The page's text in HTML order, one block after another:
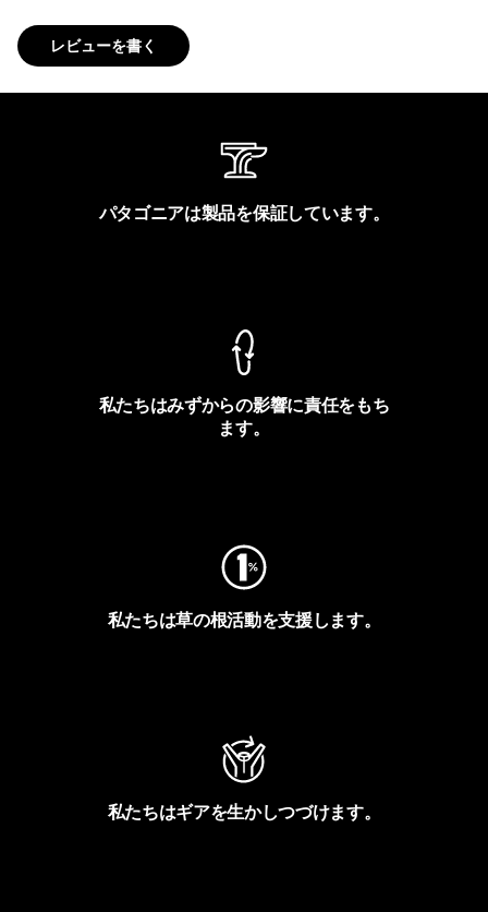
レビューを書く
パタゴニアは製品を保証しています。
私たちはみずからの影響に責任をもち
ます。
私たちは草の根活動を支援します。
私たちはギアを生かしつづけます。